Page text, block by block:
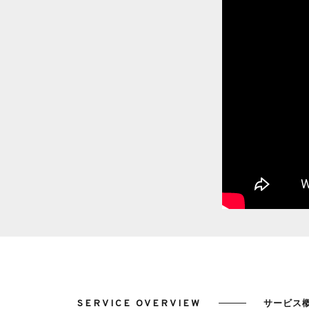
SERVICE OVERVIEW サービス